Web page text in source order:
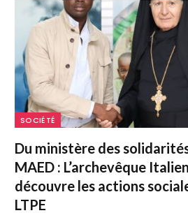
SOCIÉTÉ
Du ministère des
MAED : L’archevêque Italien
découvre les actions
LTPE